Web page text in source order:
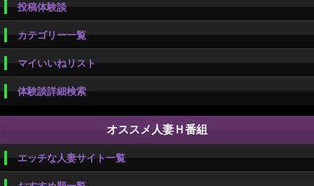
投稿体験談
カテゴリー一覧
マイいいねリスト
体験談詳細検索
オススメ人妻Ｈ番組
エッチな人妻サイト一覧